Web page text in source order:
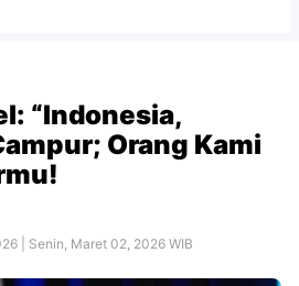
“Indonesia,
Orang Kami
| Senin, Maret 02, 2026 WIB